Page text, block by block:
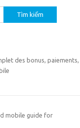
des bonus, paiements,
mobile guide for